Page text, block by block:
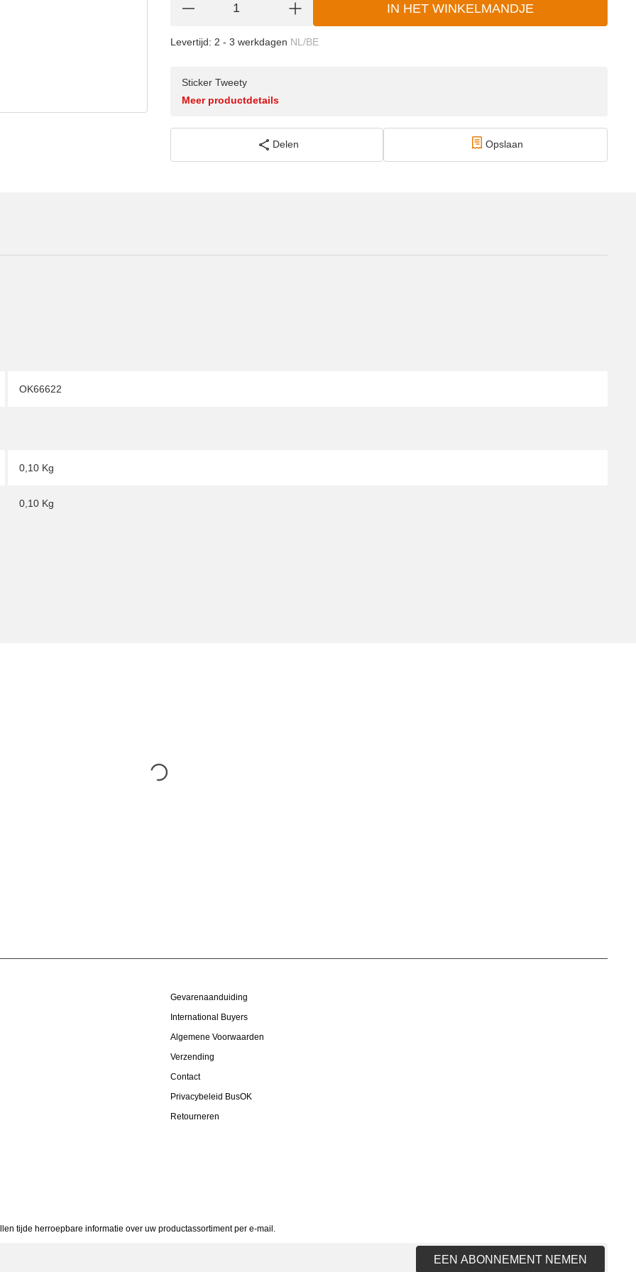
IN HET WINKELMANDJE
Levertijd: 2 - 3 werkdagen NL/BE
Sticker Tweety
Meer productdetails
Delen Opslaan
OK66622
0,10 Kg
0,10 Kg
Gevarenaanduiding
International Buyers
Algemene Voorwaarden
Verzending
Contact
Privacybeleid BusOK
Retourneren
tijde herroepbare informatie over uw productassortiment per e-mail.
EEN ABONNEMENT NEMEN